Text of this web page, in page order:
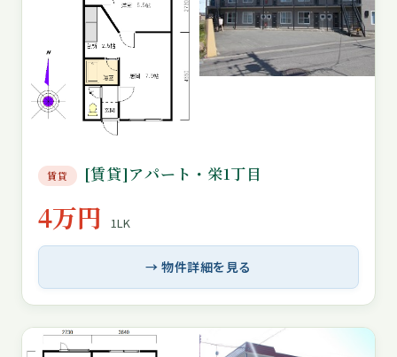
賃貸 [賃貸]アパート・栄1丁目
4万円 1LK
→ 物件詳細を見る